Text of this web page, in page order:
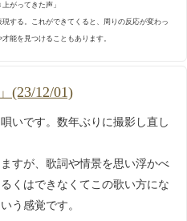
使い方(教則動画)
則動画)
(教則動画)
パン節(弾き唄い動画)
目の接種が終わりました
ャグ馬コ (弾き唄い動画)
(教則動画)
がってきた声」
する。これができてくると、周りの反応が変わっ
能を見つけることもあります。
(23/12/01)
いです。数年ぶりに撮影し直し
すが、歌詞や情景を思い浮かべ
くはできなくてこの歌い方にな
う感覚です。